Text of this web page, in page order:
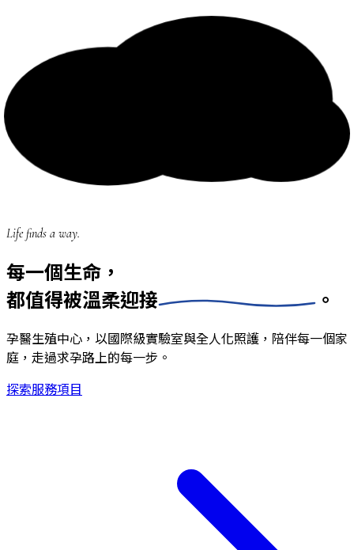
Life finds a way.
每一個生命，
都值得被溫柔迎接 。
孕醫生殖中心，以國際級實驗室與全人化照護，陪伴每一個家
庭，走過求孕路上的每一步。
探索服務項目